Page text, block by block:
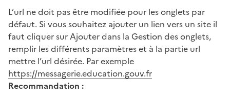
L’url ne doit pas être modifiée pour les onglets par
défaut. Si vous souhaitez ajouter un lien vers un site il
faut cliquer sur Ajouter dans la Gestion des onglets,
remplir les différents paramètres et à la partie url
mettre l’url désirée. Par exemple
https://messagerie.education.gouv.fr
Recommandation :